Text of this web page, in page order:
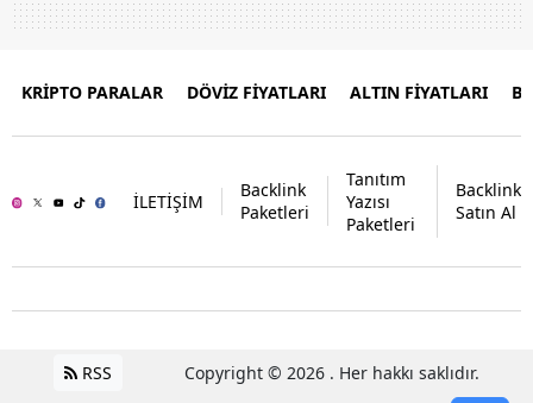
KRİPTO PARALAR DÖVİZ FİYATLARI ALTIN FİYATLARI
İLETİŞİM
Backlink
Paketleri
Tanıtım
Yazısı
Paketleri
Backlink
Satın Al
RSS Copyright © 2026 . Her hakkı saklıdır.